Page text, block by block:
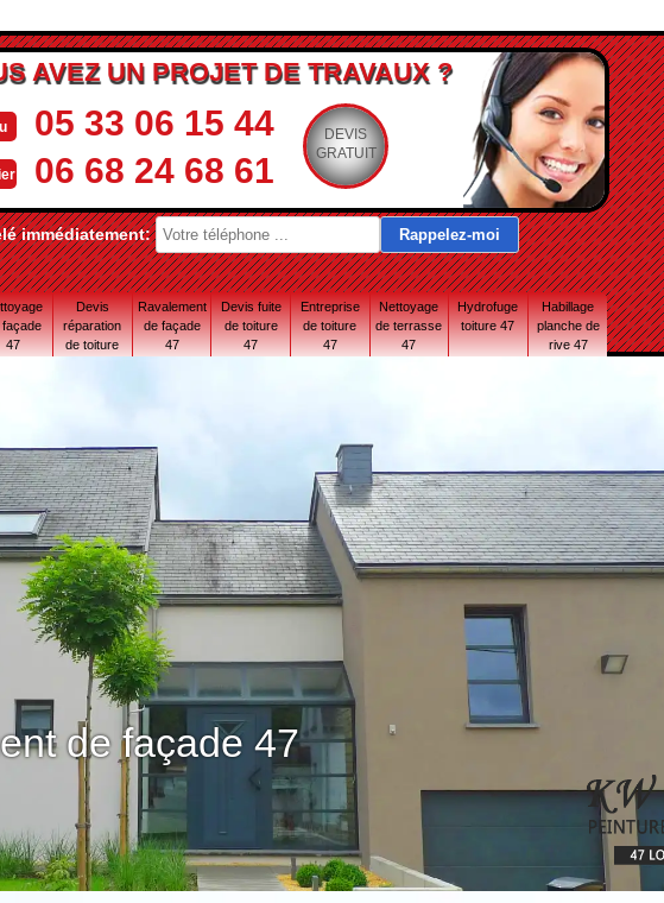
AVEZ UN PROJET DE TRAVAUX ?
05 33 06 15 44
06 68 24 68 61
DEVIS
GRATUIT
immédiatement:
façade
47
Devis
réparation
de toiture
Ravalement
de façade
47
Devis fuite
de toiture
47
Entreprise
de toiture
47
Nettoyage
de terrasse
47
Hydrofuge
toiture 47
Habillage
planche de
rive 47
de façade 47